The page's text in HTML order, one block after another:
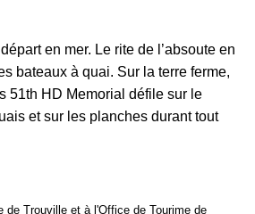
départ en mer. Le rite de l’absoute en
bateaux à quai. Sur la terre ferme,
51th HD Memorial défile sur le
et sur les planches durant tout
de Trouville et à l'Office de Tourime de